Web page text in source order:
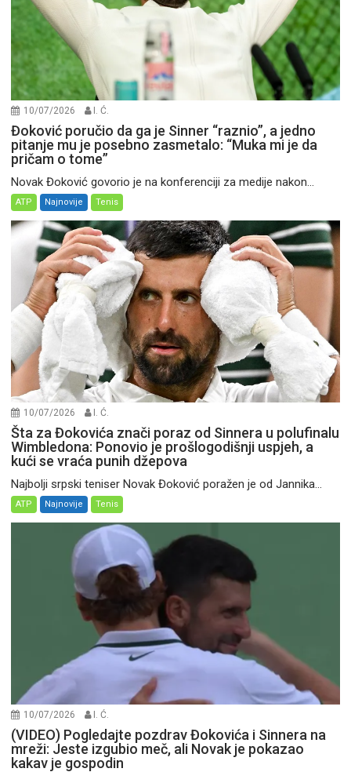
10/07/2026 I. Ć.
Đoković poručio da ga je Sinner “raznio”, a jedno
pitanje mu je posebno zasmetalo: “Muka mi je da
pričam o tome”
Novak Đoković govorio je na konferenciji za medije nakon...
ATP Najnovije Tenis
10/07/2026 I. Ć.
Šta za Đokovića znači poraz od Sinnera u polufinalu
Wimbledona: Ponovio je prošlogodišnji uspjeh, a
kući se vraća punih džepova
Najbolji srpski teniser Novak Đoković poražen je od Jannika...
ATP Najnovije Tenis
10/07/2026 I. Ć.
(VIDEO) Pogledajte pozdrav Đokovića i Sinnera na
mreži: Jeste izgubio meč, ali Novak je pokazao
kakav je gospodin